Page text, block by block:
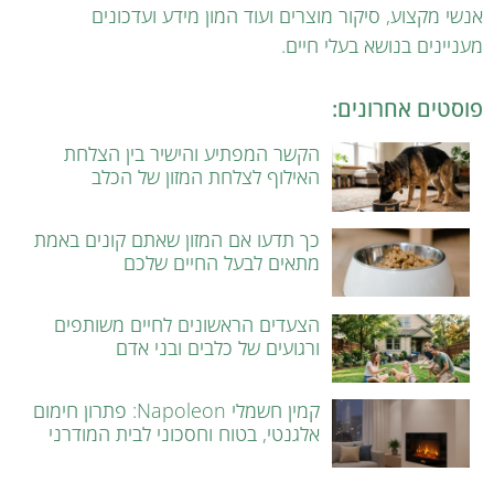
אנשי מקצוע, סיקור מוצרים ועוד המון מידע ועדכונים
מעניינים בנושא בעלי חיים.
פוסטים אחרונים:
הקשר המפתיע והישיר בין הצלחת
האילוף לצלחת המזון של הכלב
כך תדעו אם המזון שאתם קונים באמת
מתאים לבעל החיים שלכם
הצעדים הראשונים לחיים משותפים
ורגועים של כלבים ובני אדם
קמין חשמלי Napoleon: פתרון חימום
אלגנטי, בטוח וחסכוני לבית המודרני